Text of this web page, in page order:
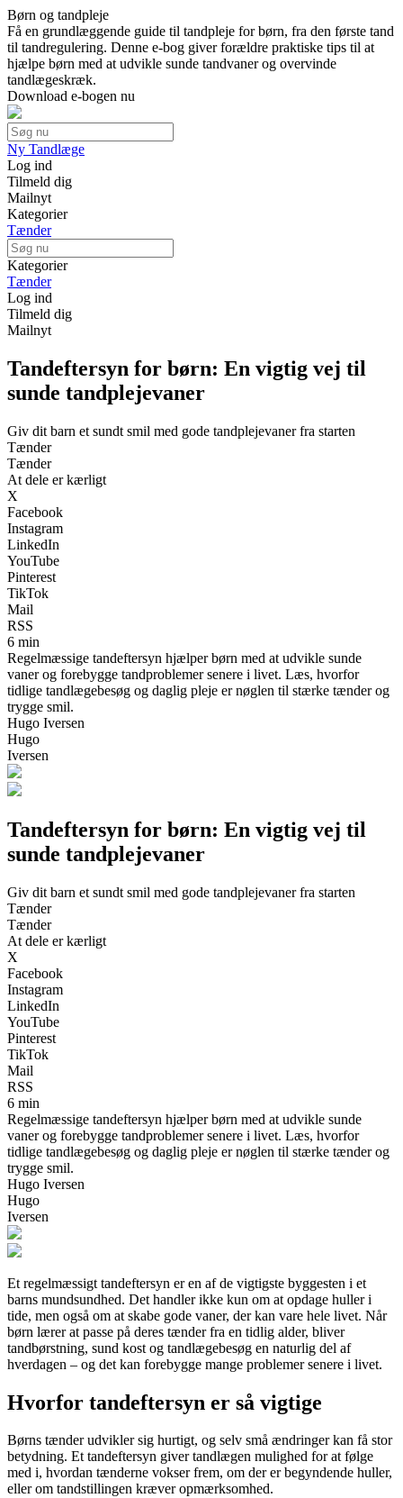
Børn og tandpleje
Få en grundlæggende guide til tandpleje for børn, fra den første tand
til tandregulering. Denne e-bog giver forældre praktiske tips til at
hjælpe børn med at udvikle sunde tandvaner og overvinde
tandlægeskræk.
Download e-bogen nu
Ny Tandlæge
Log ind
Tilmeld dig
Mailnyt
Kategorier
Tænder
Kategorier
Tænder
Log ind
Tilmeld dig
Mailnyt
Tandeftersyn for børn: En vigtig vej til
sunde tandplejevaner
Giv dit barn et sundt smil med gode tandplejevaner fra starten
Tænder
Tænder
At dele er kærligt
X
Facebook
Instagram
LinkedIn
YouTube
Pinterest
TikTok
Mail
RSS
6 min
Regelmæssige tandeftersyn hjælper børn med at udvikle sunde
vaner og forebygge tandproblemer senere i livet. Læs, hvorfor
tidlige tandlægebesøg og daglig pleje er nøglen til stærke tænder og
trygge smil.
Hugo Iversen
Hugo
Iversen
Tandeftersyn for børn: En vigtig vej til
sunde tandplejevaner
Giv dit barn et sundt smil med gode tandplejevaner fra starten
Tænder
Tænder
At dele er kærligt
X
Facebook
Instagram
LinkedIn
YouTube
Pinterest
TikTok
Mail
RSS
6 min
Regelmæssige tandeftersyn hjælper børn med at udvikle sunde
vaner og forebygge tandproblemer senere i livet. Læs, hvorfor
tidlige tandlægebesøg og daglig pleje er nøglen til stærke tænder og
trygge smil.
Hugo Iversen
Hugo
Iversen
Et regelmæssigt tandeftersyn er en af de vigtigste byggesten i et
barns mundsundhed. Det handler ikke kun om at opdage huller i
tide, men også om at skabe gode vaner, der kan vare hele livet. Når
børn lærer at passe på deres tænder fra en tidlig alder, bliver
tandbørstning, sund kost og tandlægebesøg en naturlig del af
hverdagen – og det kan forebygge mange problemer senere i livet.
Hvorfor tandeftersyn er så vigtige
Børns tænder udvikler sig hurtigt, og selv små ændringer kan få stor
betydning. Et tandeftersyn giver tandlægen mulighed for at følge
med i, hvordan tænderne vokser frem, om der er begyndende huller,
eller om tandstillingen kræver opmærksomhed.